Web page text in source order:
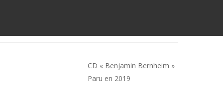
CD « Benjamin Bernheim »
Paru en 2019